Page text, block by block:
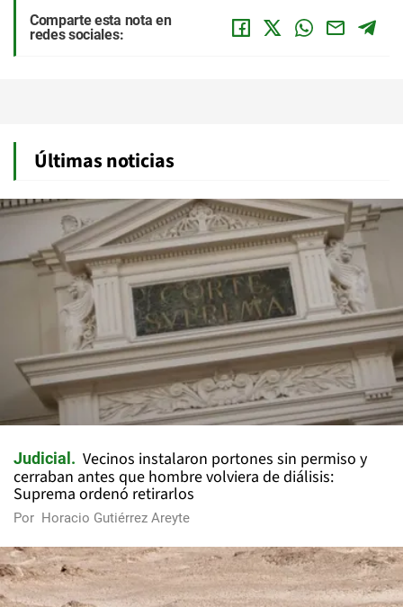
Comparte esta nota en
redes sociales:
Últimas noticias
Judicial
Vecinos instalaron portones sin permiso y
cerraban antes que hombre volviera de diálisis:
Suprema ordenó retirarlos
Por Horacio Gutiérrez Areyte